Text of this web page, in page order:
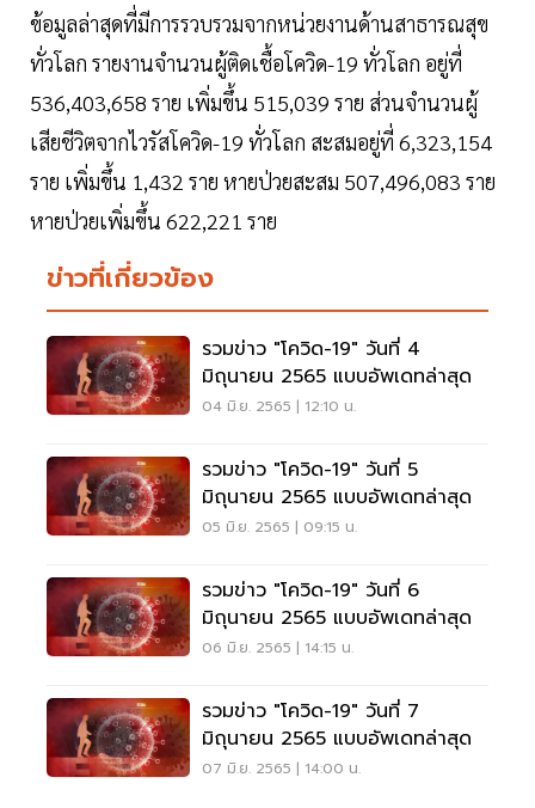
ข้อมูลล่าสุดที่มีการรวบรวมจากหน่วยงานด้านสาธารณสุข
ทั่วโลก รายงานจำนวนผู้ติดเชื้อโควิด-19 ทั่วโลก อยู่ที่
536,403,658 ราย เพิ่มขึ้น 515,039 ราย ส่วนจำนวนผู้
เสียชีวิตจากไวรัสโควิด-19 ทั่วโลก สะสมอยู่ที่ 6,323,154
ราย เพิ่มขึ้น 1,432 ราย หายป่วยสะสม 507,496,083 ราย
หายป่วยเพิ่มขึ้น 622,221 ราย
ข่าวที่เกี่ยวข้อง
รวมข่าว "โควิด-19" วันที่ 4
มิถุนายน 2565 แบบอัพเดทล่าสุด
04 มิ.ย. 2565 | 12:10 น.
รวมข่าว "โควิด-19" วันที่ 5
มิถุนายน 2565 แบบอัพเดทล่าสุด
05 มิ.ย. 2565 | 09:15 น.
รวมข่าว "โควิด-19" วันที่ 6
มิถุนายน 2565 แบบอัพเดทล่าสุด
06 มิ.ย. 2565 | 14:15 น.
รวมข่าว "โควิด-19" วันที่ 7
มิถุนายน 2565 แบบอัพเดทล่าสุด
07 มิ.ย. 2565 | 14:00 น.